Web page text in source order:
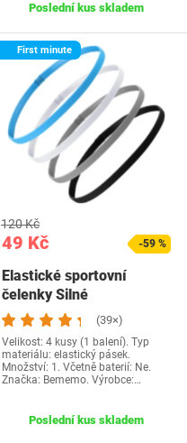
Poslední kus skladem
First minute
49 Kč
120 Kč
-59 %
Elastické sportovní
čelenky Silné
protiskluzové 4 balení…
(39×)
Velikost: 4 kusy (1 balení). Typ
materiálu: elastický pásek.
Množství: 1. Včetně baterií: Ne.
Značka: Bememo. Výrobce:…
Poslední kus skladem